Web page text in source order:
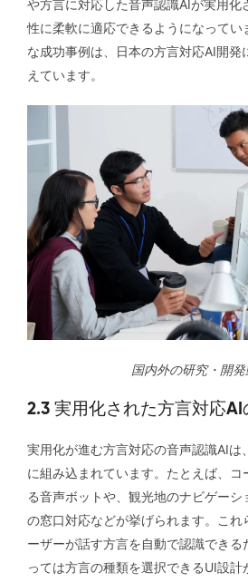
や方言に対応した音声認識AIが実用化
性に柔軟に適応できるようになってい
な成功事例は、日本の方言対応AI開発
えています。
国内外の研究・開
2.3 実用化された方言対応AI
実用化が進む方言対応の音声認識AIは
に組み込まれています。たとえば、
る音声ボットや、観光地のナビゲー
の窓口対応などが挙げられます。これ
ーザーが話す方言を自動で認識できる
っては方言の種類を選択できるUI設計